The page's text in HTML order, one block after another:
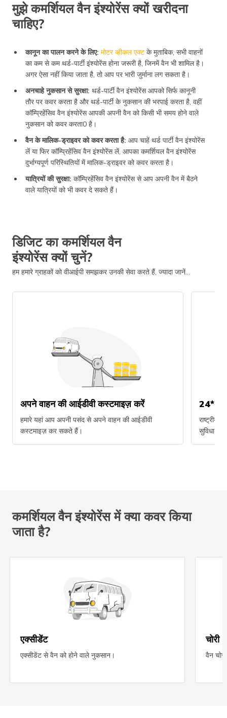
मुझे कमर्शियल वैन इंश्योरेंस क्यों खरीदना
चाहिए?
कानून का पालन करने के लिए: मोटर व्हीकल एक्ट के मुताबिक, सभी वाहनों
का कम से कम थर्ड-पार्टी इंश्योरेंस होना जरूरी है, जिनमें वैन भी शामिल है।
अगर ऐसा नहीं किया जाता है, तो आप पर भारी जुर्माना लग सकता है।
अनचाहे नुकसान से सुरक्षा: थर्ड-पार्टी वैन इंश्योरेंस आपको सिर्फ कानूनी
तौर पर कवर करता है और थर्ड-पार्टी के नुकसान की भरपाई करता है, वहीं
कॉम्प्रिहेंसिव वैन इंश्योरेंस आपकी अपनी वैन को किसी भी समय होने वाले
नुकसान को कवर करता0 है।
वैन के मालिक-ड्राइवर को कवर करता है: आप चाहें थर्ड पार्टी वैन इंश्योरेंस
लें या फिर कॉम्प्रिहेंसिव वैन इंश्योरेंस लें, आपका कमर्शियल वैन इंश्योरेंस
दुर्भाग्यपूर्ण परिस्थितियों में मालिक-ड्राइवर को कवर करता है।
यात्रियों की सुरक्षा: कॉम्प्रिहेंसिव वैन इंश्योरेंस से आप अपनी वैन में बैठने
वाले यात्रियों को भी कवर दे सकते हैं।
डिजिट का कमर्शियल वैन
इंश्योरेंस क्यों चुनें?
हम हमारे ग्राहकों को वीआईपी समझकर उनकी सेवा करते हैं, ज्यादा जानें...
अपने वाहन की आईडीवी कस्टमाइज़ करें
हमारे यहां आप अपनी पसंद से अपने वाहन की आईडीवी
कस्टमाइज़ कर सकते हैं।
24*7
राष्ट्रीय
सुविधा
कमर्शियल वैन इंश्योरेंस में क्या कवर किया
जाता है?
एक्सीडेंट
एक्सीडेंट से वैन को होने वाले नुकसान।
चोरी
वैन